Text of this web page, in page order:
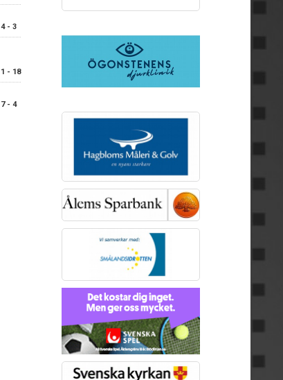
4 - 3
1 - 18
7 - 4